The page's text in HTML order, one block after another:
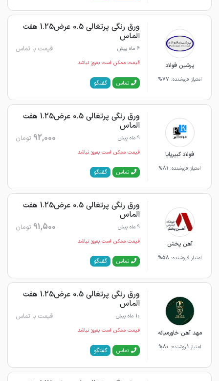
پرشین فولاد
امتیاز فروشنده: 77%
ورق رنگی پرتغالی 0.5 عرض1.25 هفت
الماس
6 ماه پیش قیمت با تماس
قیمت ممکن است به‌روز نباشد
تماس گفتگو
فولاد کبیرپایا
امتیاز فروشنده: 81%
ورق رنگی پرتغالی 0.5 عرض1.25 هفت
الماس
9 ماه پیش 92,000 تومان
قیمت ممکن است به‌روز نباشد
تماس گفتگو
آهن پخش
امتیاز فروشنده: 58%
ورق رنگی پرتغالی 0.5 عرض1.25 هفت
الماس
9 ماه پیش 91,500 تومان
قیمت ممکن است به‌روز نباشد
تماس گفتگو
مهد آهن خاورمیانه
امتیاز فروشنده: 80%
ورق رنگی پرتغالی 0.5 عرض1.25 هفت
الماس
10 ماه پیش قیمت با تماس
قیمت ممکن است به‌روز نباشد
تماس گفتگو